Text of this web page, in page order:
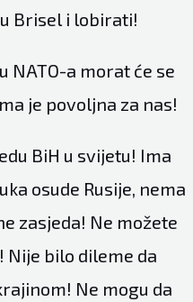
Brisel i lobirati!
NATO-a morat će se
je povoljna za nas!
BiH u svijetu! Ima
osude Rusije, nema
zasjeda! Ne možete
Nije bilo dileme da
Ne mogu da